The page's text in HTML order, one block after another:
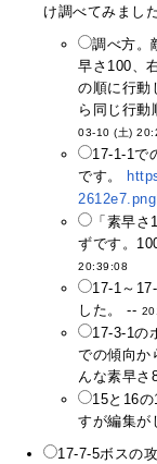
け調べてみまし
調べ方。
早さ100、
の順に行動
ら同じ行
03-10 (土)
17-1-1で
です。
2612e7.png
「素早
ずです。
20:39:08
17-1～
した。 --
17-3-1の
での傾向か
んな素早
15と16
すが編集が
17-7-5ボスの